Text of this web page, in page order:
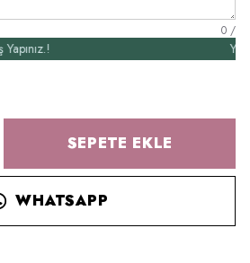
0 /
Yeni
SEPETE EKLE
WHATSAPP